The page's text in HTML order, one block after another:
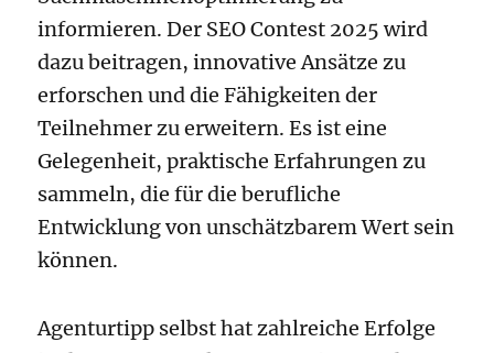
informieren. Der SEO Contest 2025 wird
dazu beitragen, innovative Ansätze zu
erforschen und die Fähigkeiten der
Teilnehmer zu erweitern. Es ist eine
Gelegenheit, praktische Erfahrungen zu
sammeln, die für die berufliche
Entwicklung von unschätzbarem Wert sein
können.
Agenturtipp selbst hat zahlreiche Erfolge